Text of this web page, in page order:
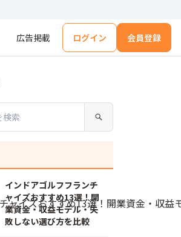
広告掲載 ログイン 会員登録
インドアゴルフフランチ
ャイズおすすめ13選！開
業資金・収益モデル・失
敗しない選び方を比較